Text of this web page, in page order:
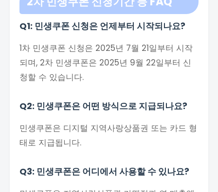
Q1: 민생쿠폰 신청은 언제부터 시작되나요?
1차 민생쿠폰 신청은 2025년 7월 21일부터 시작
되며, 2차 민생쿠폰은 2025년 9월 22일부터 신
청할 수 있습니다.
Q2: 민생쿠폰은 어떤 방식으로 지급되나요?
민생쿠폰은 디지털 지역사랑상품권 또는 카드 형
태로 지급됩니다.
Q3: 민생쿠폰은 어디에서 사용할 수 있나요?